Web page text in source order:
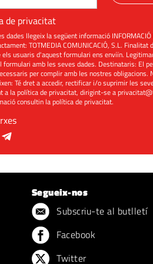
de privacitat
llegeix la següent informació INFORMACIÓ
TOTMEDIA COMUNICACIÓ, S.L.
els usuaris d'aquest formulari ens enviïn.
amb les seves dades. Destinataris: El
per complir amb les nostres obligacions.
Té dret a accedir, rectificar i/o suprimir les
a la política de privacitat, dirigint-se a
consultin lapolítica de privacitat.
Segueix-nos
Subscriu-te al butlletí
Facebook
Twitter